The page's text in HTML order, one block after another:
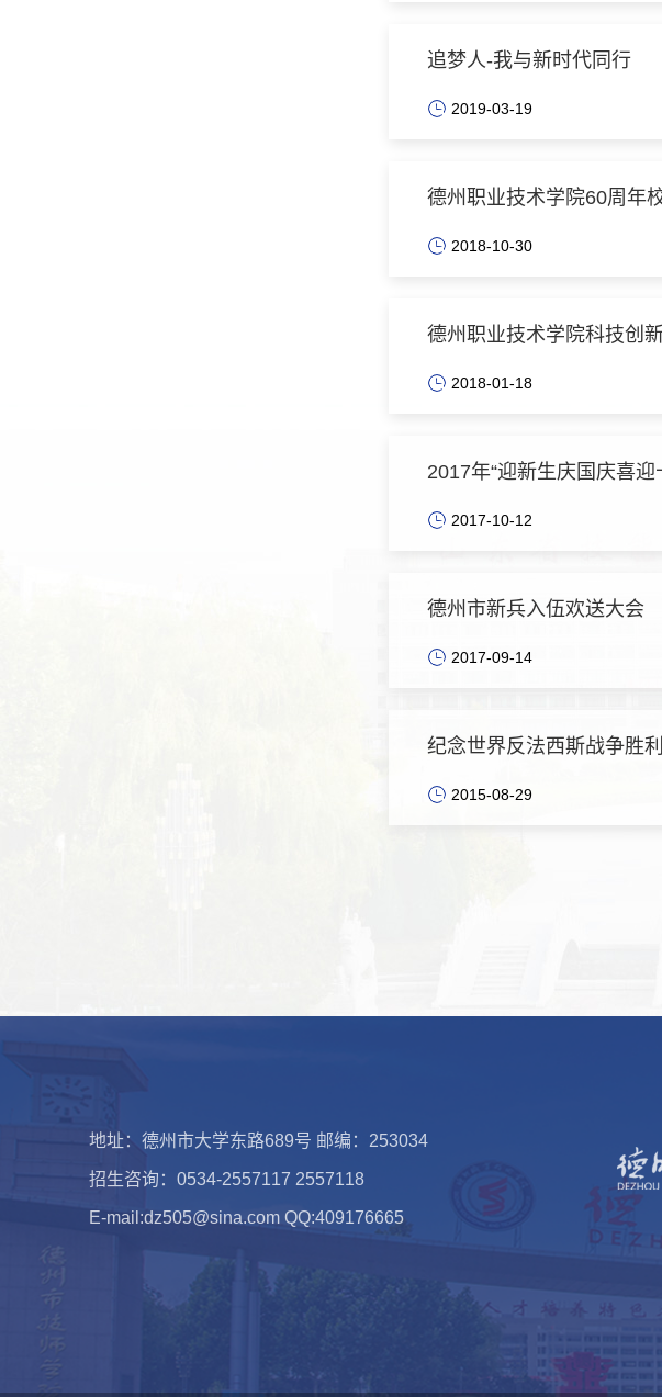
追梦人-我与新时代同行
2019-03-19
德州职业技术学院60周年
2018-10-30
德州职业技术学院科技创
2018-01-18
2017年“迎新生庆国庆喜迎
2017-10-12
德州市新兵入伍欢送大会
2017-09-14
纪念世界反法西斯战争胜
2015-08-29
地址：德州市大学东路689号 邮编：253034
招生咨询：0534-2557117 2557118
E-mail:dz505@sina.com QQ:409176665